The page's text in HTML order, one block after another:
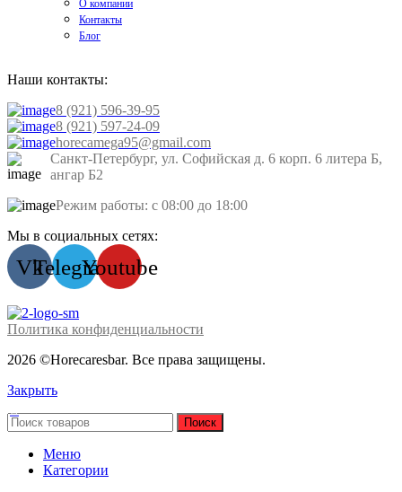
О компании
Контакты
Блог
Наши контакты:
8 (921) 596-39-95
8 (921) 597-24-09
horecamega95@gmail.com
Санкт-Петербург, ул. Софийская д. 6 корп. 6 литера Б,
ангар Б2
Режим работы: с 08:00 до 18:00
Мы в социальных сетях:
VkTelegramYoutube
2026 ©Horecaresbar. Все права защищены.
Политика конфиденциальности
Закрыть
Поиск
Меню
Категории